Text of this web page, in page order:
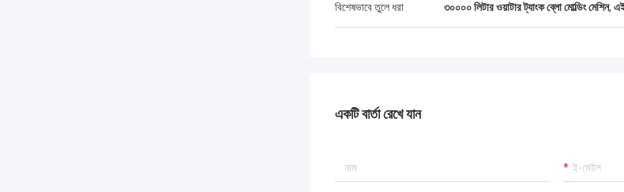
বিশেষভাবে তুলে ধরা ৩০০০০ লিটার ওয়াটার ট্যাংক ব্লো মোল্ডিং মেশিন,
একটি বার্তা রেখে যান